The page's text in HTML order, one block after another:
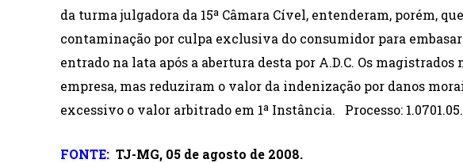
da turma julgadora da 15ª Câmara Cível, entenderam, porém,
contaminação por culpa exclusiva do consumidor para
entrado na lata após a abertura desta por A.D.C. Os
empresa, mas reduziram o valor da indenização por danos
excessivo o valor arbitrado em 1ª Instância. Processo:
FONTE: TJ-MG, 05 de agosto de 2008.